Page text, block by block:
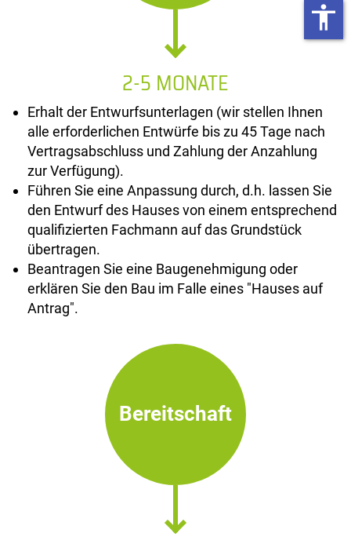
2-5 MONATE
Erhalt der Entwurfsunterlagen (wir stellen Ihnen
alle erforderlichen Entwürfe bis zu 45 Tage nach
Vertragsabschluss und Zahlung der Anzahlung
zur Verfügung).
Führen Sie eine Anpassung durch, d.h. lassen Sie
den Entwurf des Hauses von einem entsprechend
qualifizierten Fachmann auf das Grundstück
übertragen.
Beantragen Sie eine Baugenehmigung oder
erklären Sie den Bau im Falle eines "Hauses auf
Antrag".
Bereitschaft
accessibility